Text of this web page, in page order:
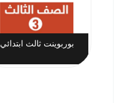
بوربوينت ثالث ابتدائي